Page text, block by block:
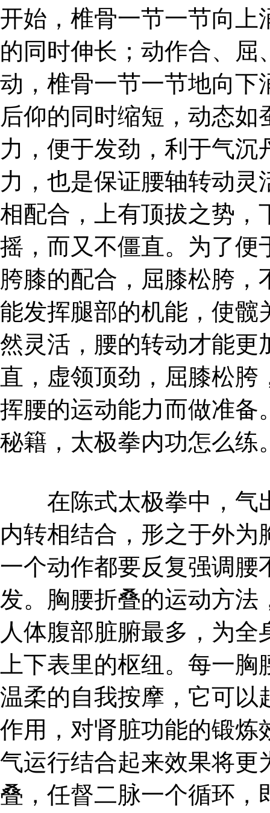
开始，椎骨一节一节向上
的同时伸长；动作合、
动，椎骨一节一节地向下
后仰的同时缩短，动态
力，便于发劲，利于气
力，也是保证腰轴转动
相配合，上有顶拔之势，
摇，而又不僵直。为了便
胯膝的配合，屈膝松胯
能发挥腿部的机能，使髋
然灵活，腰的转动才能更
直，虚领顶劲，屈膝松
挥腰的运动能力而做准备
秘籍，太极拳内功怎么练
在陈式太极拳中，气
内转相结合，形之于外
一个动作都要反复强调腰
发。胸腰折叠的运动方法
人体腹部脏腑最多，为
上下表里的枢纽。每一
温柔的自我按摩，它可以
作用，对肾脏功能的锻炼
气运行结合起来效果将更
叠，任督二脉一个循环，